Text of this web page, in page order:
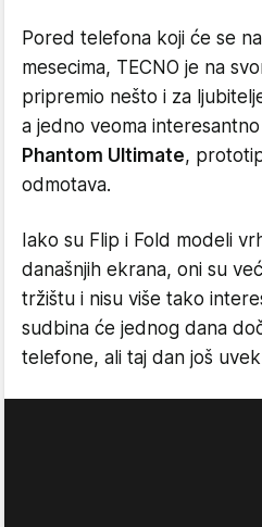
Pored telefona koji će se
mesecima, TECNO je na
pripremio nešto i za
a jedno veoma
Phantom Ultimate,
odmotava.
Iako su Flip i Fold modeli
današnjih ekrana, oni su
tržištu i nisu više tako
sudbina će jednog dana
telefone, ali taj dan još